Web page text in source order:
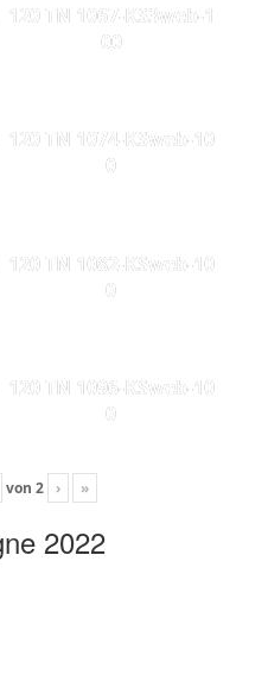
120 TN 1067-KS3web-1
00
120 TN 1074-KSweb-10
0
120 TN 1082-KSweb-10
0
120 TN 1096-KSweb-10
0
von 2 › »
2022